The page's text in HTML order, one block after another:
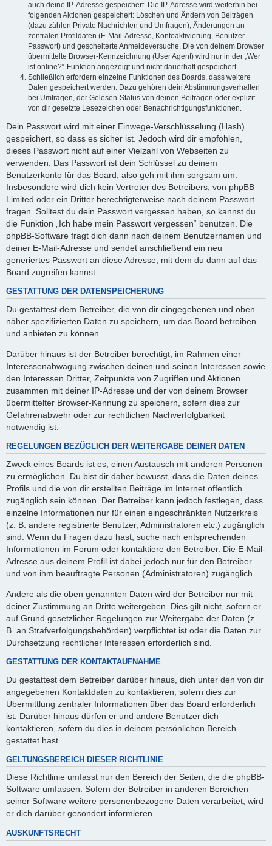
auch deine IP-Adresse gespeichert. Die IP-Adresse wird weiterhin bei
folgenden Aktionen gespeichert: Löschen und Ändern von Beiträgen
(dazu zählen Private Nachrichten und Umfragen), Änderungen an
zentralen Profildaten (E-Mail-Adresse, Kontoaktivierung, Benutzer-
Passwort) und gescheiterte Anmeldeversuche. Die von deinem Browser
übermittelte Browser-Kennzeichnung (User Agent) wird nur in der „Wer
ist online?“-Funktion angezeigt und nicht dauerhaft gespeichert.
Schließlich erfordern einzelne Funktionen des Boards, dass weitere
Daten gespeichert werden. Dazu gehören dein Abstimmungsverhalten
bei Umfragen, der Gelesen-Status von deinen Beiträgen oder explizit
von dir gesetzte Lesezeichen oder Benachrichtigungsfunktionen.
Dein Passwort wird mit einer Einwege-Verschlüsselung (Hash)
gespeichert, so dass es sicher ist. Jedoch wird dir empfohlen,
dieses Passwort nicht auf einer Vielzahl von Webseiten zu
verwenden. Das Passwort ist dein Schlüssel zu deinem
Benutzerkonto für das Board, also geh mit ihm sorgsam um.
Insbesondere wird dich kein Vertreter des Betreibers, von phpBB
Limited oder ein Dritter berechtigterweise nach deinem Passwort
fragen. Solltest du dein Passwort vergessen haben, so kannst du
die Funktion „Ich habe mein Passwort vergessen“ benutzen. Die
phpBB-Software fragt dich dann nach deinem Benutzernamen und
deiner E-Mail-Adresse und sendet anschließend ein neu
generiertes Passwort an diese Adresse, mit dem du dann auf das
Board zugreifen kannst.
GESTATTUNG DER DATENSPEICHERUNG
Du gestattest dem Betreiber, die von dir eingegebenen und oben
näher spezifizierten Daten zu speichern, um das Board betreiben
und anbieten zu können.
Darüber hinaus ist der Betreiber berechtigt, im Rahmen einer
Interessenabwägung zwischen deinen und seinen Interessen sowie
den Interessen Dritter, Zeitpunkte von Zugriffen und Aktionen
zusammen mit deiner IP-Adresse und der von deinem Browser
übermittelter Browser-Kennung zu speichern, sofern dies zur
Gefahrenabwehr oder zur rechtlichen Nachverfolgbarkeit
notwendig ist.
REGELUNGEN BEZÜGLICH DER WEITERGABE DEINER DATEN
Zweck eines Boards ist es, einen Austausch mit anderen Personen
zu ermöglichen. Du bist dir daher bewusst, dass die Daten deines
Profils und die von dir erstellten Beiträge im Internet öffentlich
zugänglich sein können. Der Betreiber kann jedoch festlegen, dass
einzelne Informationen nur für einen eingeschränkten Nutzerkreis
(z. B. andere registrierte Benutzer, Administratoren etc.) zugänglich
sind. Wenn du Fragen dazu hast, suche nach entsprechenden
Informationen im Forum oder kontaktiere den Betreiber. Die E-Mail-
Adresse aus deinem Profil ist dabei jedoch nur für den Betreiber
und von ihm beauftragte Personen (Administratoren) zugänglich.
Andere als die oben genannten Daten wird der Betreiber nur mit
deiner Zustimmung an Dritte weitergeben. Dies gilt nicht, sofern er
auf Grund gesetzlicher Regelungen zur Weitergabe der Daten (z.
B. an Strafverfolgungsbehörden) verpflichtet ist oder die Daten zur
Durchsetzung rechtlicher Interessen erforderlich sind.
GESTATTUNG DER KONTAKTAUFNAHME
Du gestattest dem Betreiber darüber hinaus, dich unter den von dir
angegebenen Kontaktdaten zu kontaktieren, sofern dies zur
Übermittlung zentraler Informationen über das Board erforderlich
ist. Darüber hinaus dürfen er und andere Benutzer dich
kontaktieren, sofern du dies in deinem persönlichen Bereich
gestattet hast.
GELTUNGSBEREICH DIESER RICHTLINIE
Diese Richtlinie umfasst nur den Bereich der Seiten, die die phpBB-
Software umfassen. Sofern der Betreiber in anderen Bereichen
seiner Software weitere personenbezogene Daten verarbeitet, wird
er dich darüber gesondert informieren.
AUSKUNFTSRECHT